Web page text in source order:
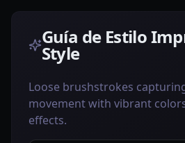
Guía de Estilo
Style
Loose brushstrokes
movement with vibrant
effects.